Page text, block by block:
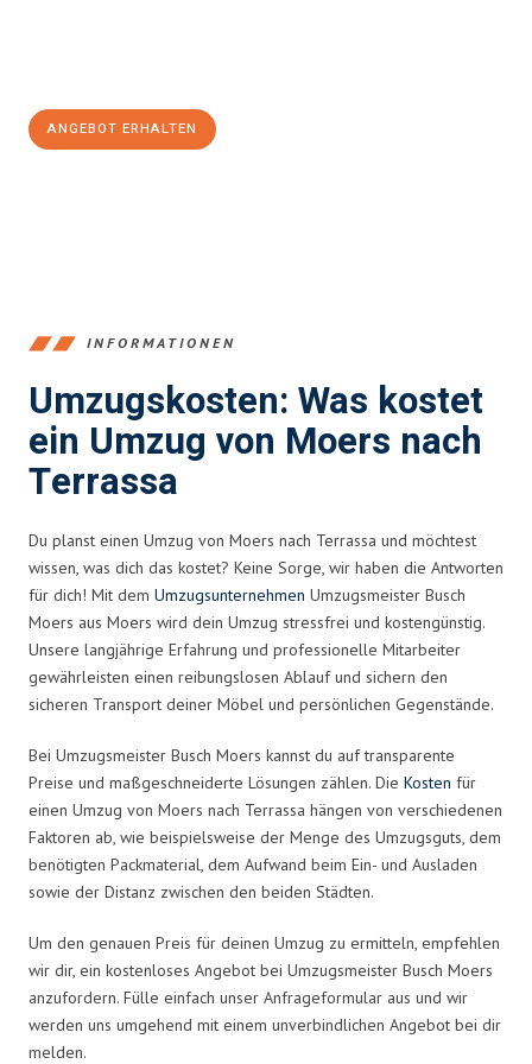
ANGEBOT ERHALTEN
INFORMATIONEN
Umzugskosten: Was kostet
ein Umzug von Moers nach
Terrassa
Du planst einen Umzug von Moers nach Terrassa und möchtest
wissen, was dich das kostet? Keine Sorge, wir haben die Antworten
für dich! Mit dem Umzugsunternehmen Umzugsmeister Busch
Moers aus Moers wird dein Umzug stressfrei und kostengünstig.
Unsere langjährige Erfahrung und professionelle Mitarbeiter
gewährleisten einen reibungslosen Ablauf und sichern den
sicheren Transport deiner Möbel und persönlichen Gegenstände.
Bei Umzugsmeister Busch Moers kannst du auf transparente
Preise und maßgeschneiderte Lösungen zählen. Die Kosten für
einen Umzug von Moers nach Terrassa hängen von verschiedenen
Faktoren ab, wie beispielsweise der Menge des Umzugsguts, dem
benötigten Packmaterial, dem Aufwand beim Ein- und Ausladen
sowie der Distanz zwischen den beiden Städten.
Um den genauen Preis für deinen Umzug zu ermitteln, empfehlen
wir dir, ein kostenloses Angebot bei Umzugsmeister Busch Moers
anzufordern. Fülle einfach unser Anfrageformular aus und wir
werden uns umgehend mit einem unverbindlichen Angebot bei dir
melden.